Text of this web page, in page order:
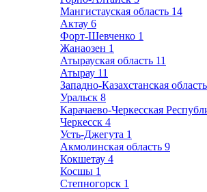
Мангистауская область 14
Актау 6
Форт-Шевченко 1
Жанаозен 1
Атырауская область 11
Атырау 11
Западно-Казахстанская область
Уральск 8
Карачаево-Черкесская
Черкесск 4
Усть-Джегута 1
Акмолинская область 9
Кокшетау 4
Косшы 1
Степногорск 1